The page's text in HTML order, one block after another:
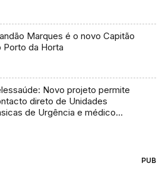
Marques é o novo Capitão
Porto da Horta
Novo projeto permite
direto de Unidades
de Urgência e médico
PUB